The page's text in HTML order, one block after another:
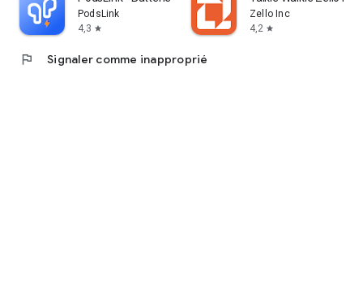
PodsLink
4,3 star
Zello Inc
4,2 star
flag Signaler comme inapproprié